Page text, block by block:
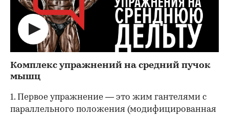
Комплекс упражнений на средний пучок
мышц
1. Первое упражнение — это жим гантелями с
параллельного положения (модифицированная